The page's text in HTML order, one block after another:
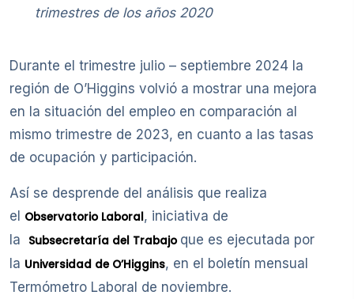
trimestres de los años 2020
Durante el trimestre julio – septiembre 2024 la
región de O’Higgins volvió a mostrar una mejora
en la situación del empleo en comparación al
mismo trimestre de 2023, en cuanto a las tasas
de ocupación y participación.
Así se desprende del análisis que realiza
el Observatorio Laboral, iniciativa de
la Subsecretaría del Trabajo que es ejecutada por
la Universidad de O’Higgins, en el boletín mensual
Termómetro Laboral de noviembre.